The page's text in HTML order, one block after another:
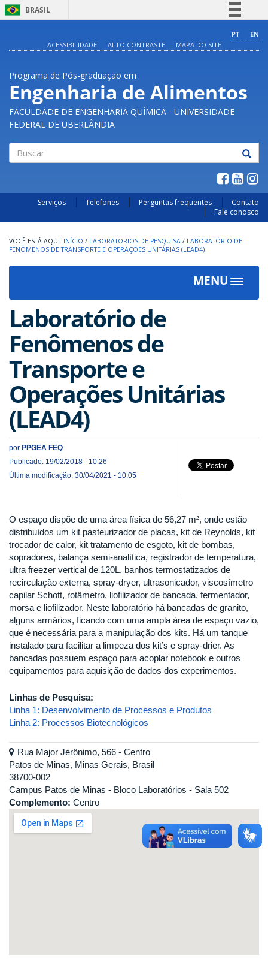
BRASIL
Comunica BR
Acesso à informação
Legislação
PT
EN
ACESSIBILIDADE
ALTO CONTRASTE MAPA DO SITE
Programa de Pós-graduação em
Engenharia de Alimentos
FACULDADE DE ENGENHARIA QUÍMICA - UNIVERSIDADE
FEDERAL DE UBERLÂNDIA
Serviços Telefones Perguntas frequentes
Contato
Fale conosco
INÍCIO / LABORATORIOS DE PESQUISA / LABORATÓRIO DE
FENÔMENOS DE TRANSPORTE E OPERAÇÕES UNITÁRIAS (LEAD4)
MENU
Toggle
Laboratório de
Fenômenos de
Transporte e
Operações Unitárias
(LEAD4)
por PPGEA FEQ
Publicado: 19/02/2018 - 10:26
Última modificação: 30/04/2021 - 10:05
O espaço dispõe de uma área física de 56,27 m², onde estão
distribuídos um kit pasteurizador de placas, kit de Reynolds, kit
trocador de calor, kit tratamento de esgoto, kit de bombas,
sopradores, balança semi-analítica, registrador de temperatura,
ultra freezer vertical de 120L, banhos termostatizados de
recirculação externa, spray-dryer, ultrasonicador, viscosímetro
capilar Schott, rotâmetro, liofilizador de bancada, fermentador,
morsa e liofilizador. Neste laboratório há bancadas de granito,
alguns armários, ficando com uma ampla área de espaço vazio,
que é necessária para a manipulação dos kits. Há um tanque
instalado para facilitar a limpeza dos kit’s e spray-drier. As
bancadas possuem espaço para acoplar notebook e outros
equipamentos para aquisição de dados dos experimentos.
Linhas de Pesquisa:
Linha 1: Desenvolvimento de Processos e Produtos
Linha 2: Processos Biotecnológicos
Rua Major Jerônimo, 566 - Centro
Patos de Minas, Minas Gerais, Brasil
38700-002
Campus Patos de Minas - Bloco Laboratórios - Sala 502
Complemento: Centro